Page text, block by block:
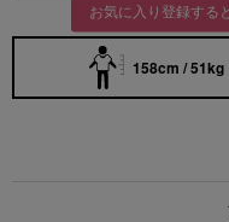
お気に入り登録する
158cm / 51kg